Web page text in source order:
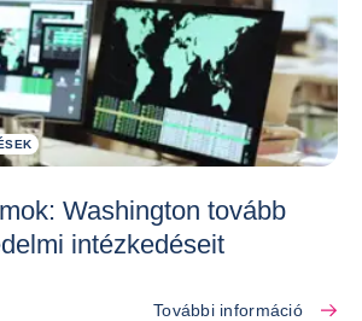
Washington tovább
intézkedéseit
További információ